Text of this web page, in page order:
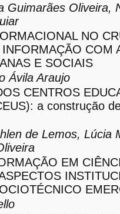
Guimarães Oliveira,
NO
COM
E SOCIAIS
Ávila Araujo
CENTROS
a construção
de Lemos, Lúcia
EM